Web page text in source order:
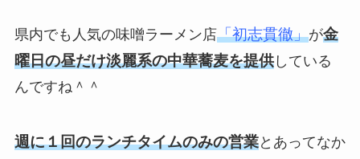
県内でも人気の味噌ラーメン店「初志貫徹」が金
曜日の昼だけ淡麗系の中華蕎麦を提供している
んですね＾＾
週に１回のランチタイムのみの営業とあってなか